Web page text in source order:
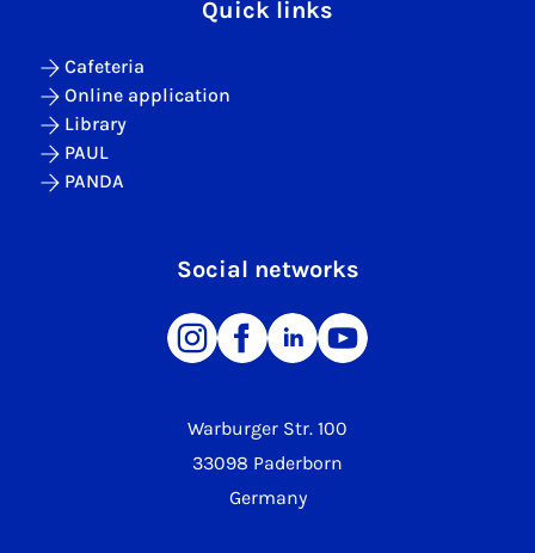
Warburger Str. 100
33098 Paderborn
Germany
Quick links
Cafeteria
Online application
Library
PAUL
PANDA
Social networks